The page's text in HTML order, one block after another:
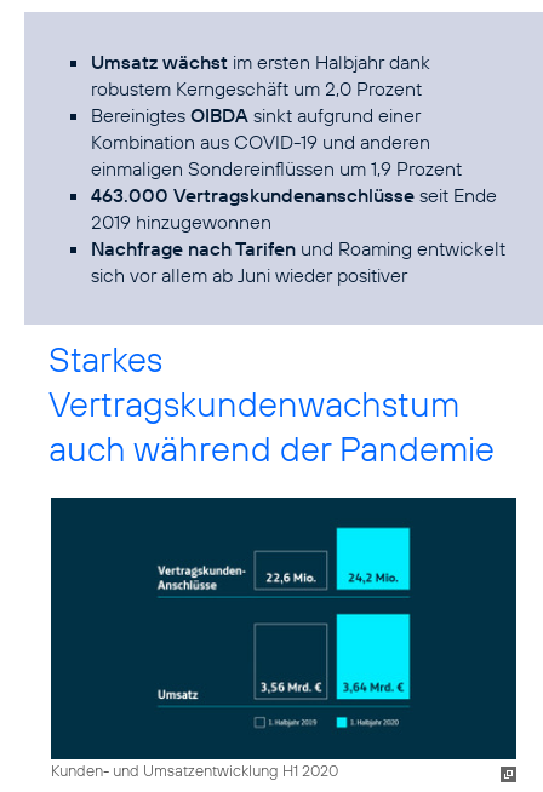
Umsatz wächst im ersten Halbjahr dank
robustem Kerngeschäft um 2,0 Prozent
Bereinigtes OIBDA sinkt aufgrund einer
Kombination aus COVID-19 und anderen
einmaligen Sondereinflüssen um 1,9 Prozent
463.000 Vertragskundenanschlüsse seit Ende
2019 hinzugewonnen
Nachfrage nach Tarifen und Roaming entwickelt
sich vor allem ab Juni wieder positiver
Starkes
Vertragskundenwachstum
auch während der Pandemie
Kunden- und Umsatzentwicklung H1 2020